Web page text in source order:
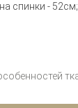
спинки - 52см;